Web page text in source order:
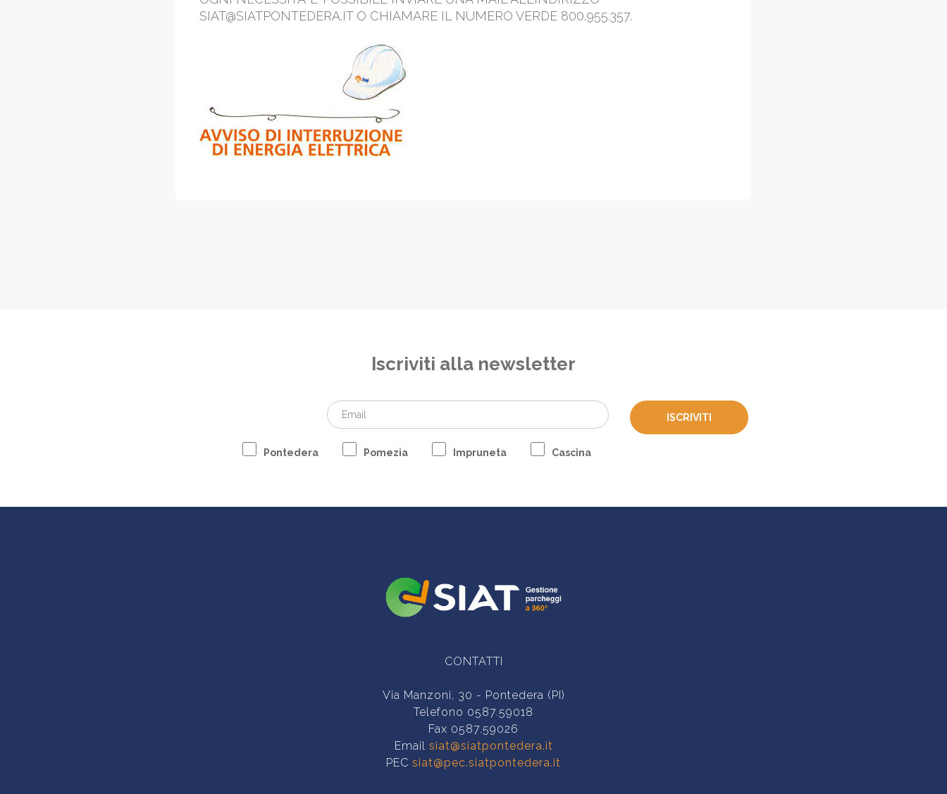
SIAT@SIATPONTEDERA.IT O CHIAMARE IL NUMERO VERDE 800.955.357.
Iscriviti alla newsletter
Pontedera Pomezia Impruneta Cascina
CONTATTI
Via Manzoni, 30 - Pontedera (PI)
Telefono 0587.59018
Fax 0587.59026
Email siat@siatpontedera.it
PEC siat@pec.siatpontedera.it